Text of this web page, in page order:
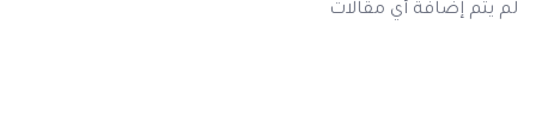
لم يتم إضافة أي مقالات